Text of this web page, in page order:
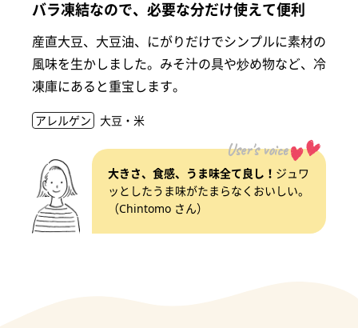
バラ凍結なので、必要な分だけ使えて便利
産直大豆、大豆油、にがりだけでシンプルに素材の
風味を生かしました。みそ汁の具や炒め物など、冷
凍庫にあると重宝します。
アレルゲン 大豆・米
User's voice
大きさ、食感、うま味全て良し！ ジュワ
ッとしたうま味がたまらなくおいしい。
（Chintomo さん）